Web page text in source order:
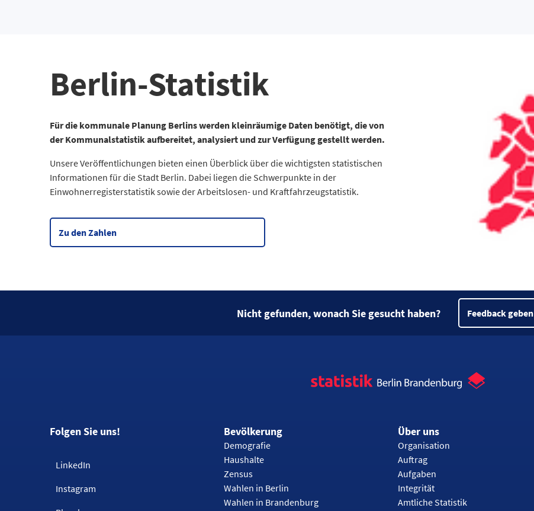
Berlin-Statistik
Für die kommunale Planung Berlins werden kleinräumige Daten benötigt, die von
der Kommunalstatistik aufbereitet, analysiert und zur Verfügung gestellt werden.
Unsere Veröffentlichungen bieten einen Überblick über die wichtigsten statistischen
Informationen für die Stadt Berlin. Dabei liegen die Schwerpunkte in der
Einwohnerregisterstatistik sowie der Arbeitslosen- und Kraftfahrzeugstatistik.
Zu den Zahlen
Nicht gefunden, wonach Sie gesucht haben? Feedback geben
Folgen Sie uns!
LinkedIn
Instagram
Bevölkerung
Demografie
Haushalte
Zensus
Wahlen in Berlin
Wahlen in Brandenburg
Über uns
Organisation
Auftrag
Aufgaben
Integrität
Amtliche Statistik